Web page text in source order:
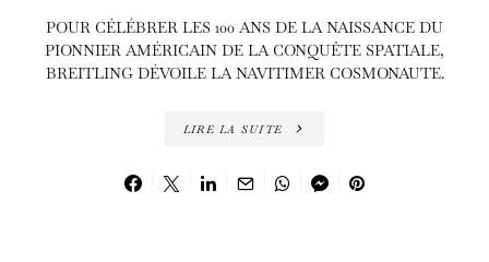
POUR CÉLÉBRER LES 100 ANS DE LA NAISSANCE DU
PIONNIER AMÉRICAIN DE LA CONQUÊTE SPATIALE,
BREITLING DÉVOILE LA NAVITIMER COSMONAUTE.
LIRE LA SUITE